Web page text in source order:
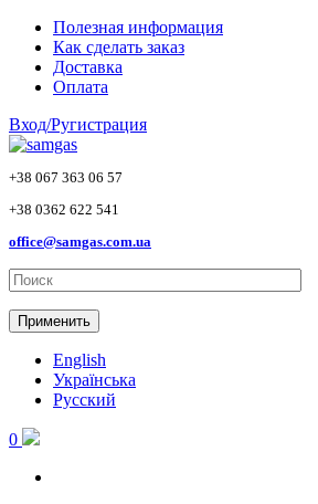
Skip to main content
Полезная информация
Как сделать заказ
Доставка
Оплата
Вход/Ругистрация
+38 067 363 06 57
+38 0362 622 541
office@samgas.com.ua
Применить
English
Українська
Русский
0